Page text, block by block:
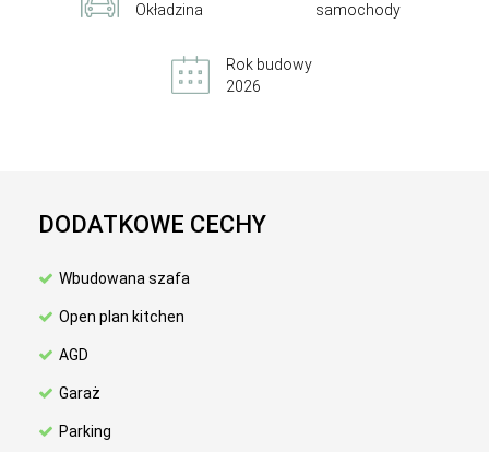
Okładzina
samochody
Rok budowy
2026
DODATKOWE CECHY
Wbudowana szafa
Open plan kitchen
AGD
Garaż
Parking